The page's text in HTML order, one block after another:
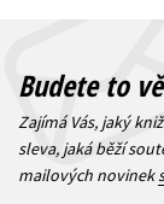
Budete to
Zajímá Vás, jaký
sleva, jaká běží
mailových novinek